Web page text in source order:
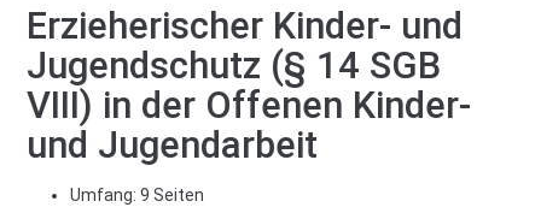
Erzieherischer Kinder- und
Jugendschutz (§ 14 SGB
VIII) in der Offenen Kinder-
und Jugendarbeit
Umfang: 9 Seiten